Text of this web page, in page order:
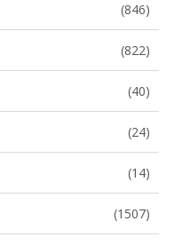
(846)
(822)
(40)
(24)
(14)
(1507)